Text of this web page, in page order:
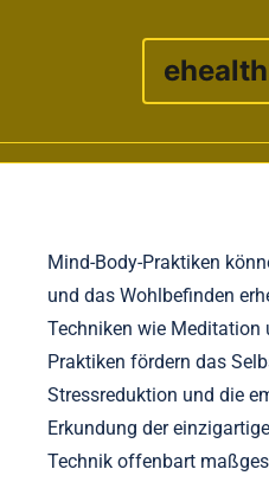
Mind-Body-Praktiken
und das Wohlbefinden
Techniken wie Meditation
Praktiken fördern das
Stressreduktion und die
Erkundung der
Technik offenbart